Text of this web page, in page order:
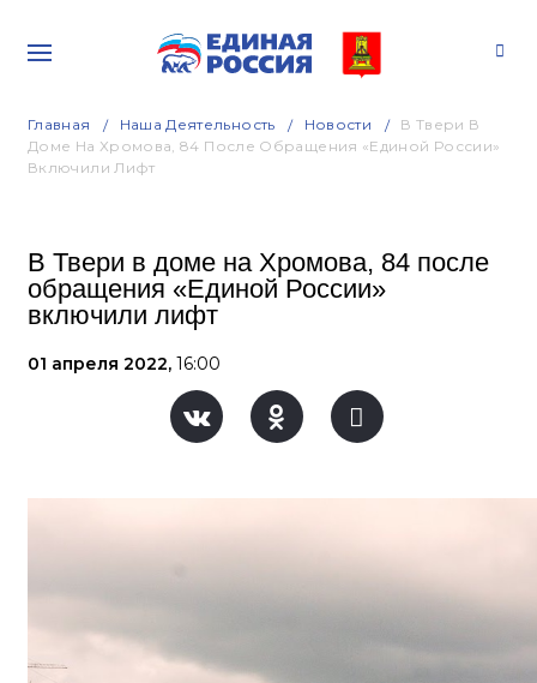
Главная Наша Деятельность Новости
В Твери В
Доме На Хромова, 84 После Обращения «Единой России»
Включили Лифт
В Твери в доме на Хромова, 84 после
обращения «Единой России»
включили лифт
01 апреля 2022, 16:00